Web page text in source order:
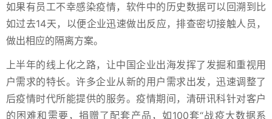
如果有员工不幸感染疫情，软件中的历史数据可以回溯到比
如过去14天，以便企业迅速做出反应，排查密切接触人员，
做出相应的隔离方案。
上半年的线上化之路，让中国企业出海发挥了发掘和重视用
户需求的特长。许多企业从新的用户需求出发，迅速调整了
后疫情时代所能提供的服务。疫情期间，清研讯科针对客户
的困难和需要，捐赠了配套产品，如100套“战疫大数据系